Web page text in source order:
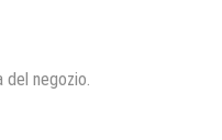
del negozio.